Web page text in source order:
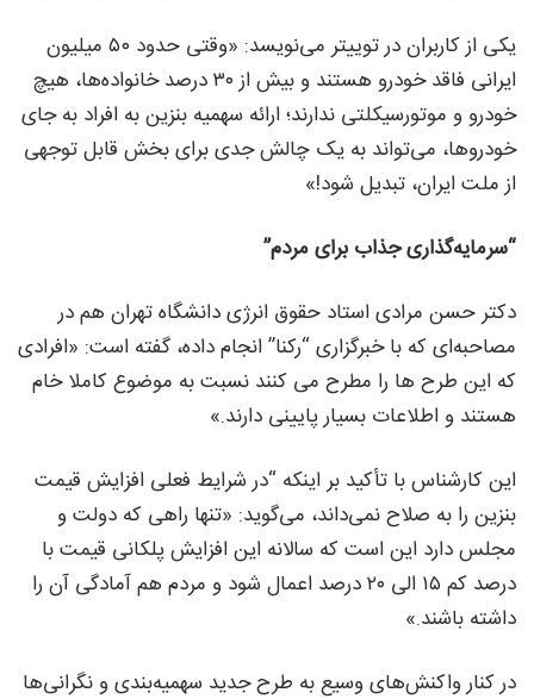
یکی از کاربران در توییتر می‌نویسد: «وقتی حدود ۵۰ میلیون
ایرانی فاقد خودرو هستند و بیش از ۳۰ درصد خانواده‌ها، هیچ
خودرو و موتورسیکلتی ندارند؛ ارائه سهمیه بنزین به افراد به جای
خودروها، می‌تواند به یک چالش جدی برای بخش قابل توجهی
از ملت ایران، تبدیل شود!»
“سرمایه‌گذاری جذاب برای مردم”
دکتر حسن مرادی استاد حقوق انرژی دانشگاه تهران هم در
مصاحبه‌ای که با خبرگزاری “رکنا” انجام داده، گفته است: «افرادی
که این طرح ها را مطرح می کنند نسبت به موضوع کاملا خام
هستند و اطلاعات بسیار پایینی دارند.»
این کارشناس با تأکید بر اینکه “در شرایط فعلی افزایش قیمت
بنزین را به صلاح نمی‌داند، می‌گوید: «تنها راهی که دولت و
مجلس دارد این است که سالانه این افزایش پلکانی قیمت با
درصد کم ۱۵ الی ۲۰ درصد اعمال شود و مردم هم آمادگی آن را
داشته باشند.»
در کنار واکنش‌های وسیع به طرح‌ جدید سهمیه‌بندی و نگرانی‌ها